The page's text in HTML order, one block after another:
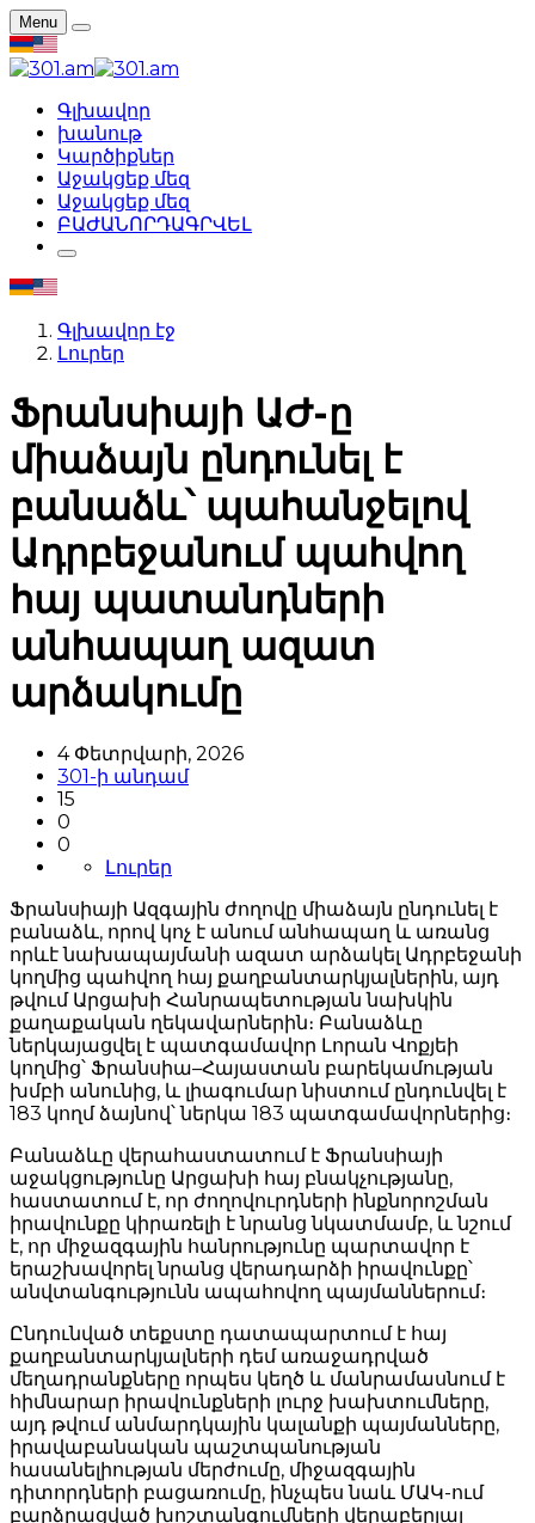
Menu
Գլխավոր
խանութ
Կարծիքներ
Աջակցեք մեզ
Աջակցեք մեզ
ԲԱԺԱՆՈՐԴԱԳՐՎԵԼ
Գլխավոր էջ
Լուրեր
Ֆրանսիայի ԱԺ-ը
միաձայն ընդունել է
բանաձև՝ պահանջելով
Ադրբեջանում պահվող
հայ պատանդների
անհապաղ ազատ
արձակումը
4 Փետրվարի, 2026
301-ի անդամ
15
0
0
Լուրեր
Ֆրանսիայի Ազգային ժողովը միաձայն ընդունել է
բանաձև, որով կոչ է անում անհապաղ և առանց
որևէ նախապայմանի ազատ արձակել Ադրբեջանի
կողմից պահվող հայ քաղբանտարկյալներին, այդ
թվում Արցախի Հանրապետության նախկին
քաղաքական ղեկավարներին։ Բանաձևը
ներկայացվել է պատգամավոր Լորան Վոքյեի
կողմից՝ Ֆրանսիա–Հայաստան բարեկամության
խմբի անունից, և լիագումար նիստում ընդունվել է
183 կողմ ձայնով՝ ներկա 183 պատգամավորներից։
Բանաձևը վերահաստատում է Ֆրանսիայի
աջակցությունը Արցախի հայ բնակչությանը,
հաստատում է, որ ժողովուրդների ինքնորոշման
իրավունքը կիրառելի է նրանց նկատմամբ, և նշում
է, որ միջազգային հանրությունը պարտավոր է
երաշխավորել նրանց վերադարձի իրավունքը՝
անվտանգությունն ապահովող պայմաններում։
Ընդունված տեքստը դատապարտում է հայ
քաղբանտարկյալների դեմ առաջադրված
մեղադրանքները որպես կեղծ և մանրամասնում է
հիմնարար իրավունքների լուրջ խախտումները,
այդ թվում անմարդկային կալանքի պայմանները,
իրավաբանական պաշտպանության
հասանելիության մերժումը, միջազգային
դիտորդների բացառումը, ինչպես նաև ՄԱԿ-ում
բարձրացված խոշտանգումների վերաբերյալ